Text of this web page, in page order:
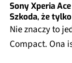
Sony Xperia
Szkoda, że
Nie znaczy to
Compact. Ona